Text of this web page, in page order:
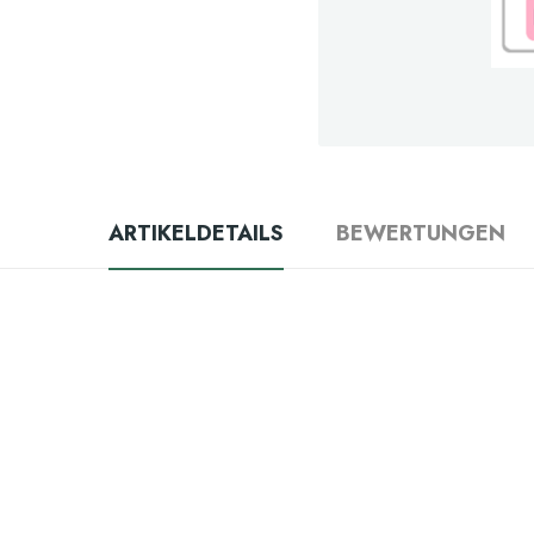
ARTIKELDETAILS BEWERTUNGEN